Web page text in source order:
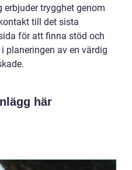
erbjuder trygghet genom
till det sista
för att finna stöd och
planeringen av en värdig
här